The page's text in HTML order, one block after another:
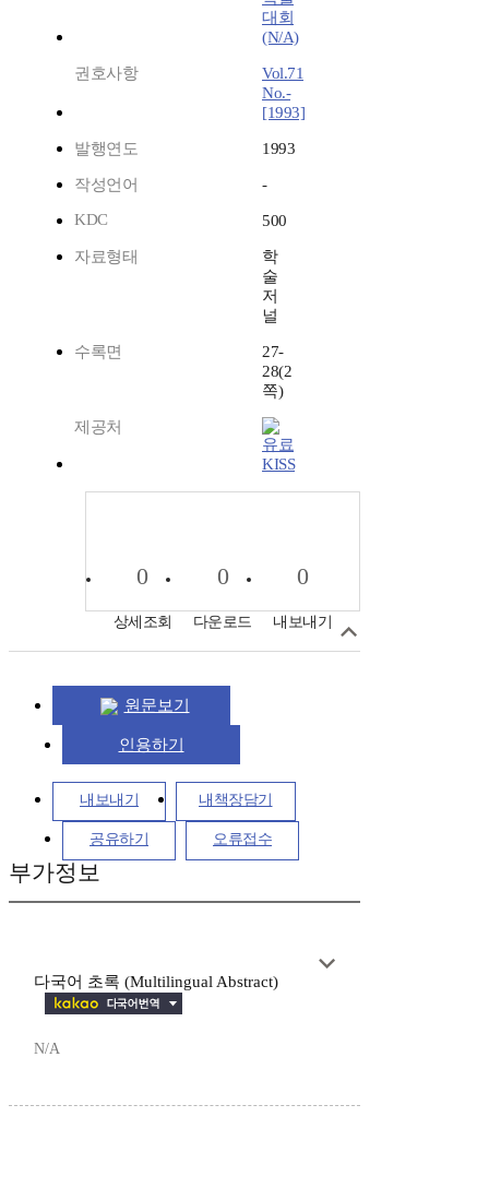
대회
(N/A)
권호사항
Vol.71
No.-
[1993]
발행연도 1993
작성언어
-
KDC
500
자료형태
학
술
저
널
수록면
27-
28(2
쪽)
제공처
KISS
0
상세조회
0
다운로드
0
내보내기
원문보기
인용하기
내보내기 내책장담기
공유하기 오류접수
부가정보
다국어 초록 (Multilingual Abstract)
N/A